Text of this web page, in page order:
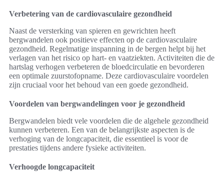
Verbetering van de cardiovasculaire gezondheid
Naast de versterking van spieren en gewrichten heeft
bergwandelen ook positieve effecten op de cardiovasculaire
gezondheid. Regelmatige inspanning in de bergen helpt bij het
verlagen van het risico op hart- en vaatziekten. Activiteiten die de
hartslag verhogen verbeteren de bloedcirculatie en bevorderen
een optimale zuurstofopname. Deze cardiovasculaire voordelen
zijn cruciaal voor het behoud van een goede gezondheid.
Voordelen van bergwandelingen voor je gezondheid
Bergwandelen biedt vele voordelen die de algehele gezondheid
kunnen verbeteren. Een van de belangrijkste aspecten is de
verhoging van de longcapaciteit, die essentieel is voor de
prestaties tijdens andere fysieke activiteiten.
Verhoogde longcapaciteit